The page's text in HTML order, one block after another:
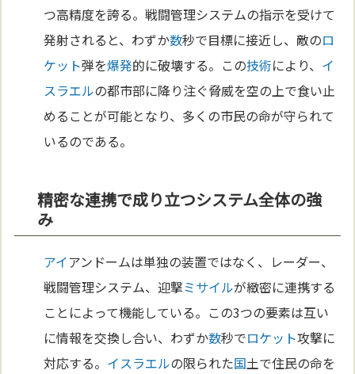
つ高精度を誇る。戦闘管理システムの指示を受けて
発射されると、わずか数秒で目標に接近し、敵のロ
ケット弾を爆発的に破壊する。この技術により、 イ
スラエルの都市部に降り注ぐ脅威を空の上で食い止
めることが可能となり、多くの市民の命が守られて
いるのである。
精密な連携で成り立つシステム全体の強
み
アイアンドームは単独の装置ではなく、レーダー、
戦闘管理システム、迎撃ミサイルが緻密に連携する
ことによって機能している。この3つの要素は互い
に情報を交換し合い、わずか数秒でロケット攻撃に
対応する。 イスラエルの限られた国土で住民の命を